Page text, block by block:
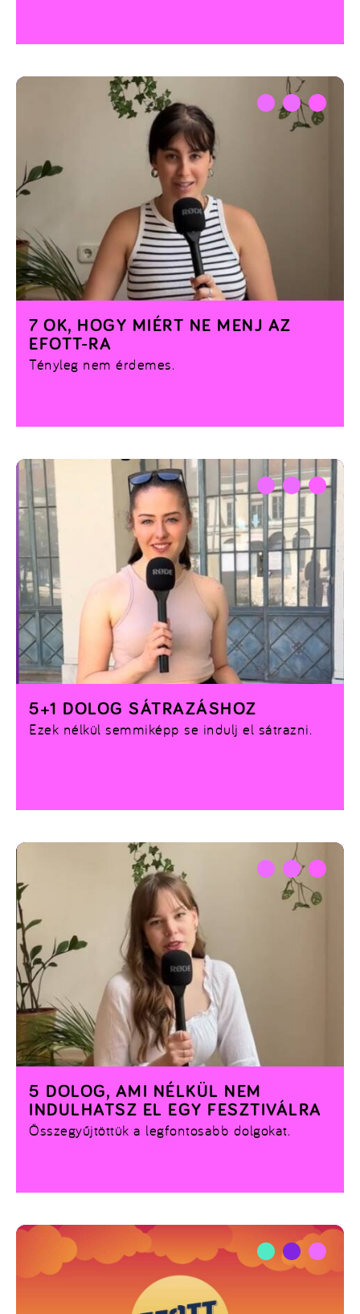
Tényleg nem érdemes.
7 OK, HOGY MIÉRT NE MENJ AZ
EFOTT-RA
Ezek nélkül semmiképp se indulj el sátrazni.
5+1 DOLOG SÁTRAZÁSHOZ
Összegyűjtöttük a legfontosabb dolgokat.
5 DOLOG, AMI NÉLKÜL NEM
INDULHATSZ EL EGY FESZTIVÁLRA